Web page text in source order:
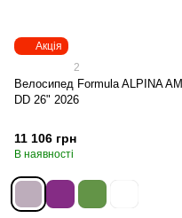
Акція
2
Велосипед Formula ALPINA AM
DD 26" 2026
11 106 грн
В наявності